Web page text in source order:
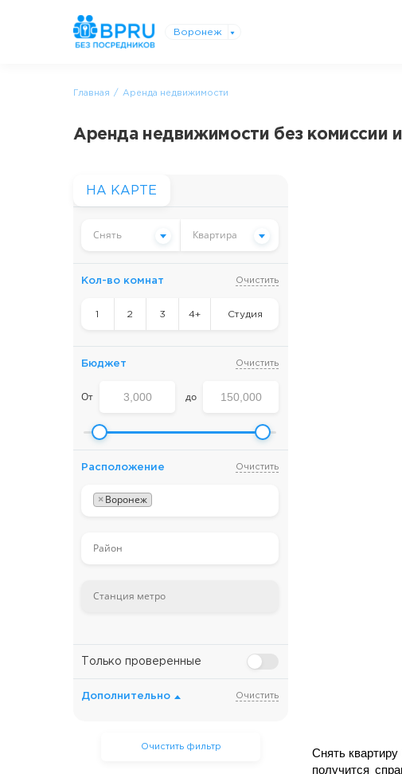
Воронеж
Главная Аренда недвижимости
Аренда недвижимости без комиссии
Снять Квартира
Кол-во комнат Очистить
1 2 3 4+ Студия
Бюджет Очистить
От до
Расположение Очистить
×Воронеж
Только проверенные
Дополнительно Очистить
НА КАРТЕ
Очистить фильтр
Снять
получится